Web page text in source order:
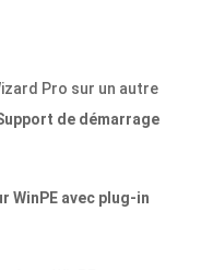
Pro sur un autre
de démarrage
WinPE avec plug-in